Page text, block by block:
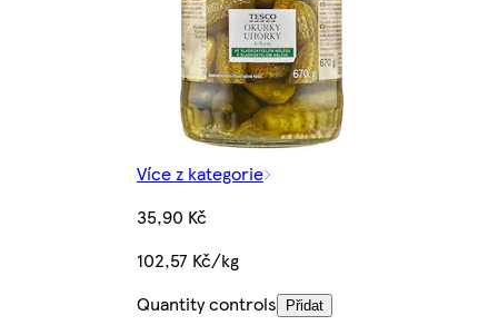
Více z kategorie
35,90 Kč
102,57 Kč/kg
Quantity controls
Přidat